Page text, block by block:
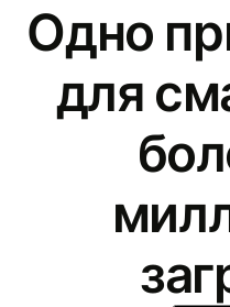
Одно
для